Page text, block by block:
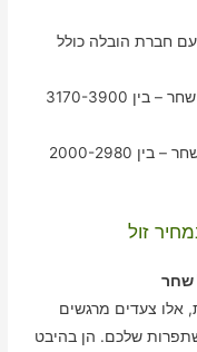
בטל שחר עם חברת הובלה כולל
טווח המחירים להובלת דירת 5 חדרים בטל שחר – בין 3170-3900
טווח המחירים לאריזה דירת 5 חדרים בטל שחר – בין 2000-2980
זול
שחר
אלו צעדים מרגשים
שלכם. הן בהיבט